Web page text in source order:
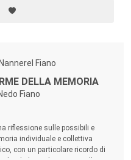
connesse al proprio ruolo in
Fiano
DELLA MEMORIA
Fiano
riflessione sulle possibili e
individuale e collettiva
con un particolare ricordo di